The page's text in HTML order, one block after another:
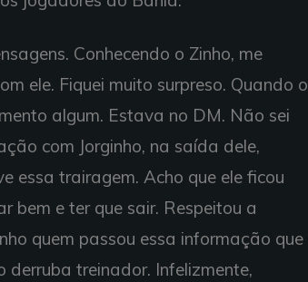
Conhecendo o Zinho, me
ele. Fiquei muito surpreso. Quando o
algum. Estava no DM. Não sei
com Jorginho, na saída dele,
essa trairagem. Acho que ele ficou
bem e ter que sair. Respeitou a
quem passou essa informação que
treinador. Infelizmente,